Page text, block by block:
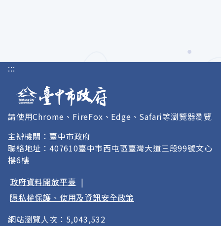
:::
請使用Chrome、FireFox、Edge、Safari等瀏覽器瀏覽
主辦機關：臺中市政府
聯絡地址：407610臺中市西屯區臺灣大道三段99號文心
樓6樓
政府資料開放平臺 |
隱私權保護、使用及資訊安全政策
網站瀏覽人次：5,043,532